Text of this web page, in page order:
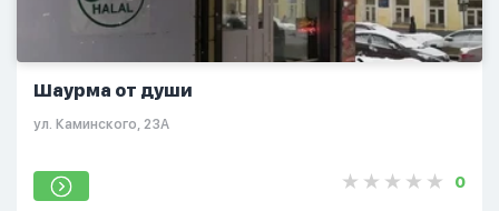
Шаурма от души
ул. Каминского, 23А
0